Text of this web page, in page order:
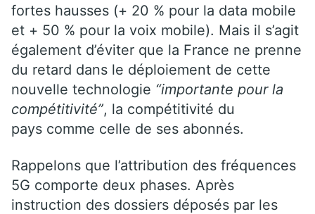
fortes hausses (+ 20 % pour la data mobile
et + 50 % pour la voix mobile). Mais il s’agit
également d’éviter que la France ne prenne
du retard dans le déploiement de cette
nouvelle technologie “importante pour la
compétitivité”, la compétitivité du
pays comme celle de ses abonnés.
Rappelons que l’attribution des fréquences
5G comporte deux phases. Après
instruction des dossiers déposés par les